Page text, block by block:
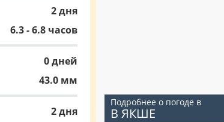
2 дня
6.3 - 6.8 часов
0 дней
43.0 мм
2 дня
Подробнее о погоде в
В ЯКШЕ